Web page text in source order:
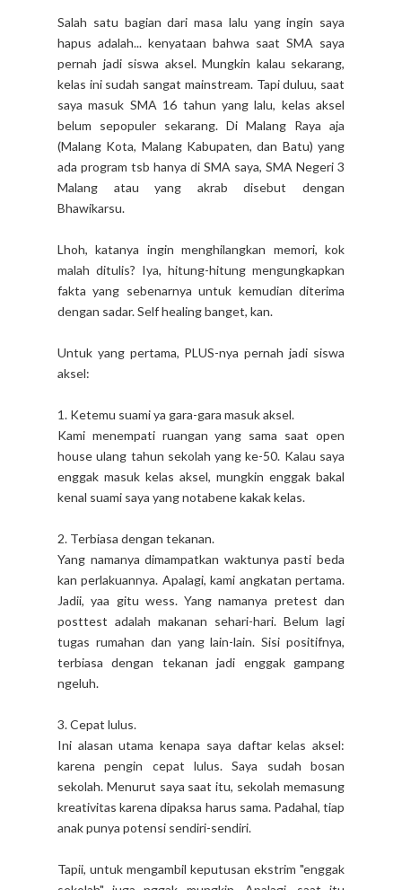
Salah satu bagian dari masa lalu yang ingin saya
hapus adalah... kenyataan bahwa saat SMA saya
pernah jadi siswa aksel. Mungkin kalau sekarang,
kelas ini sudah sangat mainstream. Tapi duluu, saat
saya masuk SMA 16 tahun yang lalu, kelas aksel
belum sepopuler sekarang. Di Malang Raya aja
(Malang Kota, Malang Kabupaten, dan Batu) yang
ada program tsb hanya di SMA saya, SMA Negeri 3
Malang atau yang akrab disebut dengan
Bhawikarsu.
Lhoh, katanya ingin menghilangkan memori, kok
malah ditulis? Iya, hitung-hitung mengungkapkan
fakta yang sebenarnya untuk kemudian diterima
dengan sadar. Self healing banget, kan.
Untuk yang pertama, PLUS-nya pernah jadi siswa
aksel:
1. Ketemu suami ya gara-gara masuk aksel.
Kami menempati ruangan yang sama saat open
house ulang tahun sekolah yang ke-50. Kalau saya
enggak masuk kelas aksel, mungkin enggak bakal
kenal suami saya yang notabene kakak kelas.
2. Terbiasa dengan tekanan.
Yang namanya dimampatkan waktunya pasti beda
kan perlakuannya. Apalagi, kami angkatan pertama.
Jadii, yaa gitu wess. Yang namanya pretest dan
posttest adalah makanan sehari-hari. Belum lagi
tugas rumahan dan yang lain-lain. Sisi positifnya,
terbiasa dengan tekanan jadi enggak gampang
ngeluh.
3. Cepat lulus.
Ini alasan utama kenapa saya daftar kelas aksel:
karena pengin cepat lulus. Saya sudah bosan
sekolah. Menurut saya saat itu, sekolah memasung
kreativitas karena dipaksa harus sama. Padahal, tiap
anak punya potensi sendiri-sendiri.
Tapii, untuk mengambil keputusan ekstrim "enggak